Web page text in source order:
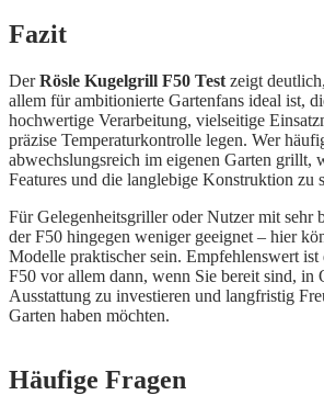
Fazit
DerRösle Kugelgrill F50 Test zeigt
allem für ambitionierte Gartenfans ideal ist,
hochwertige Verarbeitung, vielseitige
präzise Temperaturkontrolle legen. Wer
abwechslungsreich im eigenen Garten grillt,
Features und die langlebige Konstruktion zu
Für Gelegenheitsgriller oder Nutzer mit sehr
der F50 hingegen weniger geeignet – hier
Modelle praktischer sein. Empfehlenswert
F50 vor allem dann, wenn Sie bereit sind, in
Ausstattung zu investieren und langfristig
Garten haben möchten.
Häufige Fragen